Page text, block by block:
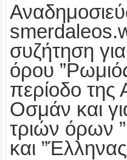
συζήτηση
όρου
περίοδο της
Οσμάν και
τριών όρων
και